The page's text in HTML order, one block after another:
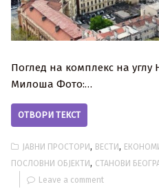
Поглед на комплекс на
Милоша Фото:…
ОТВОРИ ТЕКСТ
ЈАВНИ ПРОСТОРИ, ВЕСТИ,
ПОСЛОВНИ ОБЈЕКТИ, СТАНОВИ
Leave a comment